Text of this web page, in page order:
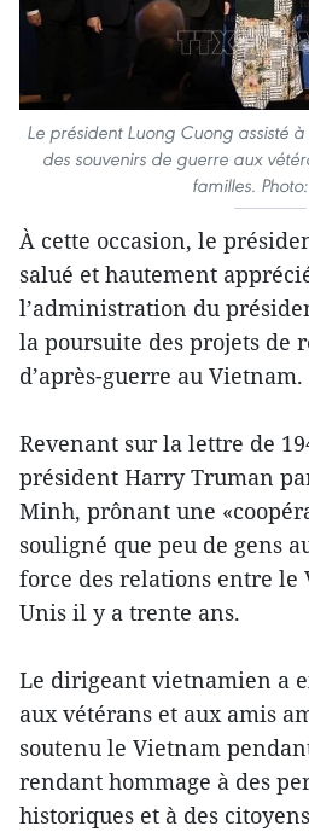
Le président Luong Cuong assisté
des souvenirs de guerre aux
familles.
À cette occasion, le
salué et hautement
l’administration du
la poursuite des projets de
d’après-guerre au Vietnam.
Revenant sur la lettre de
président Harry Truman
Minh, prônant une
souligné que peu de gens
force des relations entre le
Unis il y a trente ans.
Le dirigeant vietnamien a
aux vétérans et aux amis
soutenu le Vietnam
rendant hommage à des
historiques et à des